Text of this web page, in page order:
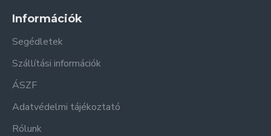
Információk
Segédletek
Szállítási információk
ÁSZF
Adatvédelmi tájékoztató
Rólunk